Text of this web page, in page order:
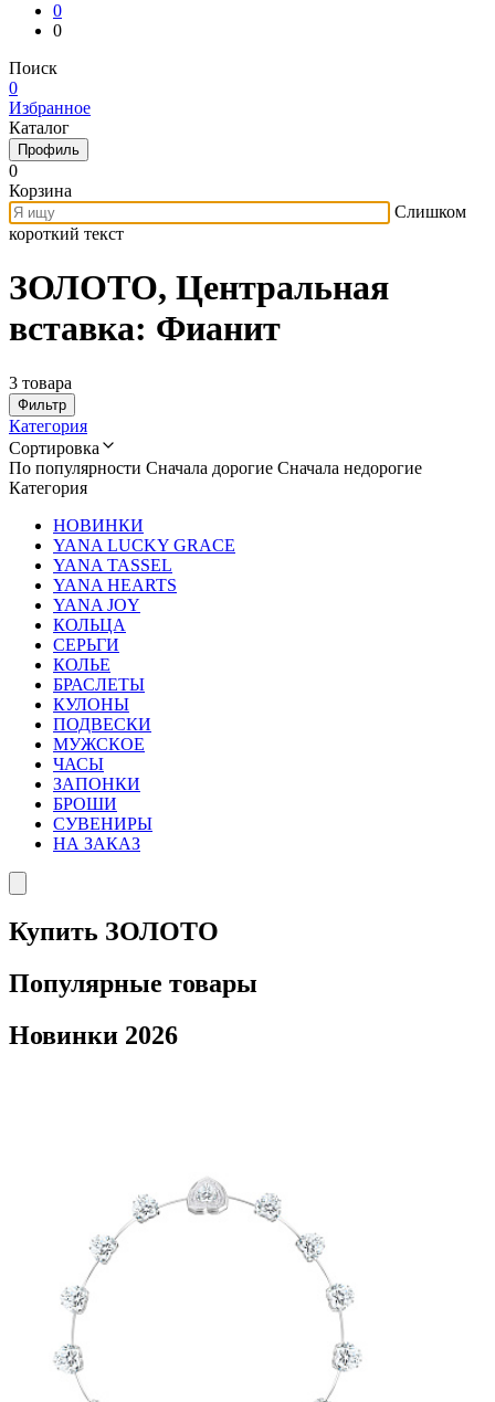
0
0
Поиск
0
Избранное
Каталог
Профиль
0
Корзина
Слишком
короткий текст
ЗОЛОТО, Центральная
вставка: Фианит
3 товара
Фильтр
Категория
Сортировка
По популярности Сначала дорогие Сначала недорогие
Категория
НОВИНКИ
YANA LUCKY GRACE
YANA TASSEL
YANA HEARTS
YANA JOY
КОЛЬЦА
СЕРЬГИ
КОЛЬЕ
БРАСЛЕТЫ
КУЛОНЫ
ПОДВЕСКИ
МУЖСКОЕ
ЧАСЫ
ЗАПОНКИ
БРОШИ
СУВЕНИРЫ
НА ЗАКАЗ
Купить ЗОЛОТО
Популярные товары
Новинки 2026